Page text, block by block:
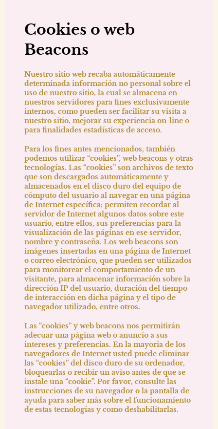
Cookies o web
Beacons
Nuestro sitio web recaba automáticamente
determinada información no personal sobre el
uso de nuestro sitio, la cual se almacena en
nuestros servidores para fines exclusivamente
internos, como pueden ser facilitar su visita a
nuestro sitio, mejorar su experiencia on-line o
para finalidades estadísticas de acceso.
Para los fines antes mencionados, también
podemos utilizar “cookies”, web beacons y otras
tecnologías. Las “cookies” son archivos de texto
que son descargados automáticamente y
almacenados en el disco duro del equipo de
cómputo del usuario al navegar en una página
de Internet específica; permiten recordar al
servidor de Internet algunos datos sobre este
usuario, entre ellos, sus preferencias para la
visualización de las páginas en ese servidor,
nombre y contraseña. Los web beacons son
imágenes insertadas en una página de Internet
o correo electrónico, que pueden ser utilizados
para monitorear el comportamiento de un
visitante, para almacenar información sobre la
dirección IP del usuario, duración del tiempo
de interacción en dicha página y el tipo de
navegador utilizado, entre otros.
Las “cookies” y web beacons nos permitirán
adecuar una página web o anuncio a sus
intereses y preferencias. En la mayoría de los
navegadores de Internet usted puede eliminar
las “cookies” del disco duro de su ordenador,
bloquearlas o recibir un aviso antes de que se
instale una “cookie”. Por favor, consulte las
instrucciones de su navegador o la pantalla de
ayuda para saber más sobre el funcionamiento
de estas tecnologías y como deshabilitarlas.